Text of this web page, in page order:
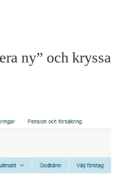
ny” och kryssa